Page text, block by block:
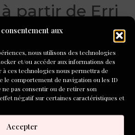
aux
nous utilisons des technologies
et/ou accéder aux informations des
à ces technologies nous permettra de
le comportement de navigation ou les ID
pas consentir ou de retirer son
négatif sur certaines caractéristiques et
Accepter
partir de Erri
Muriel Gilet, Hersilie, Christine
proposition d’écriture d’Alain
Erri de Luca, Les poissons ne